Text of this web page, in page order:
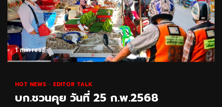
1 min read
HOT NEWS EDITOR TALK
บก.ชวนคุย วันที่ 25 ก.พ.2568